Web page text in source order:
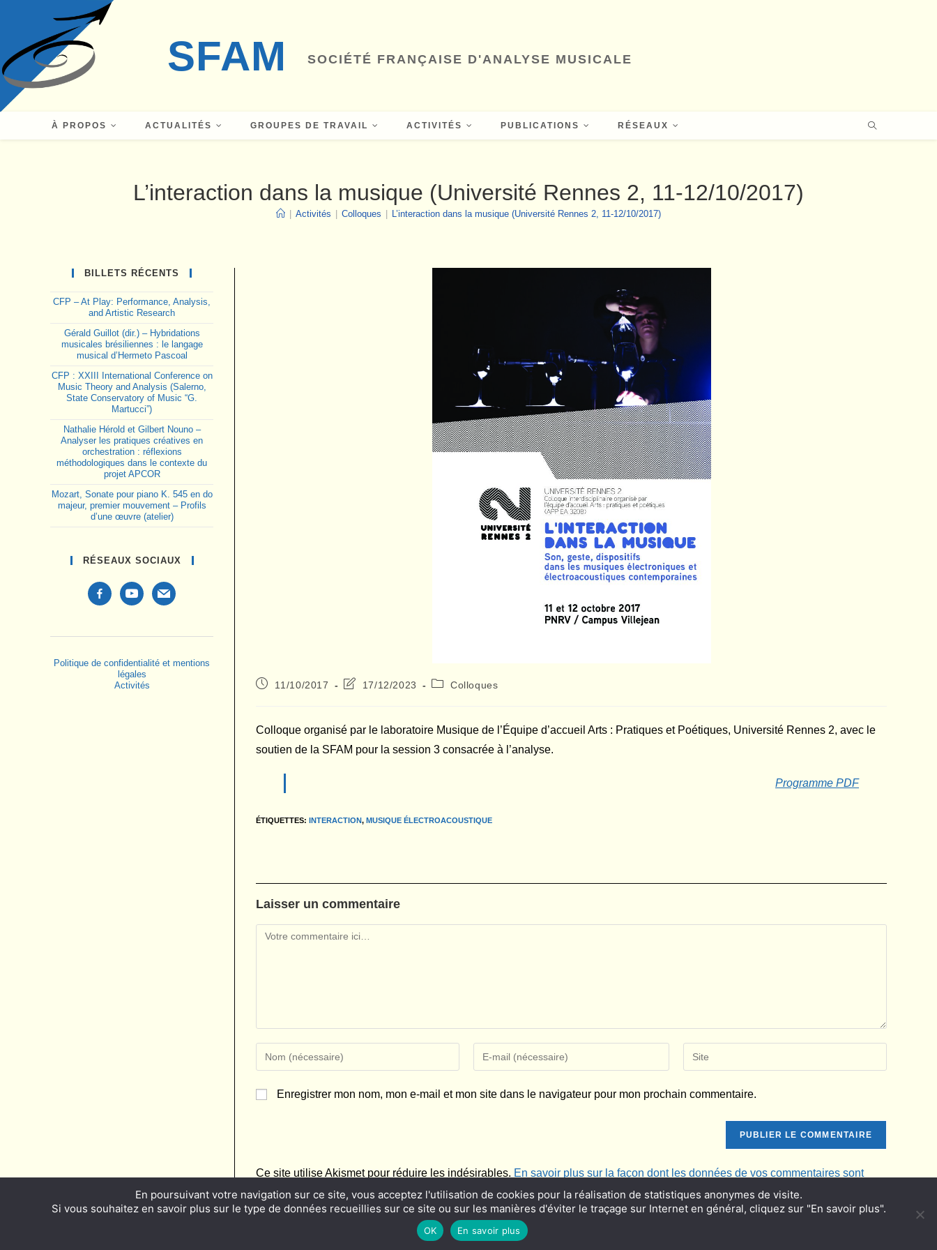
content
SFAM SOCIÉTÉ FRANÇAISE D'ANALYSE MUSICALE
À PROPOS ACTUALITÉS GROUPES DE TRAVAIL ACTIVITÉS PUBLICATIONS RÉSEAUX
L’interaction dans la musique (Université Rennes 2, 11-12/10/2017)
Activités Colloques L’interaction dans la musique (Université Rennes 2, 11-12/10/2017)
Publication
11/10/2017
Dernière
la
publication :
17/12/2023
PostColloques
Colloque organisé par le laboratoire Musique de l’Équipe d’accueil Arts : Pratiques et Poétiques, Université Rennes 2, avec le
soutien de la SFAM pour la session 3 consacrée à l’analyse.
Programme PDF
ÉTIQUETTES: INTERACTION, MUSIQUE ÉLECTROACOUSTIQUE
Laisser un commentaire
Comment
Enter
your
or
Enter
your
Saisir
l’URL
Enregistrer mon nom, mon e-mail et mon site dans le navigateur pour mon prochain commentaire.
Ce site utilise Akismet pour réduire les indésirables. En savoir plus sur la façon dont les données de vos commentaires sont
traitées
BILLETS RÉCENTS
CFP – At Play: Performance, Analysis,
and Artistic Research
Gérald Guillot (dir.) – Hybridations
musicales brésiliennes : le langage
musical d’Hermeto Pascoal
CFP : XXIII International Conference on
Music Theory and Analysis (Salerno,
State Conservatory of Music “G.
Martucci”)
Nathalie Hérold et Gilbert Nouno –
Analyser les pratiques créatives en
orchestration : réflexions
méthodologiques dans le contexte du
projet APCOR
Mozart, Sonate pour piano K. 545 en do
majeur, premier mouvement – Profils
d’une œuvre (atelier)
RÉSEAUX SOCIAUX
facebook-
alt
youtubemail
Politique de confidentialité et mentions
légales
Activités
En poursuivant votre navigation sur ce site, vous acceptez l'utilisation de cookies pour la réalisation de statistiques anonymes de visite.
Si vous souhaitez en savoir plus sur le type de données recueillies sur ce site ou sur les manières d'éviter le traçage sur Internet en général, cliquez sur "En savoir plus".
OK En savoir plus